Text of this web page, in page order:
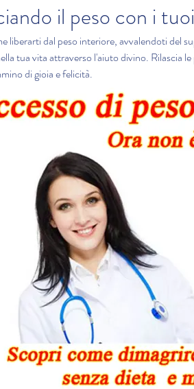
il peso con i
liberarti dal peso interiore, avvalendoti del
tua vita attraverso l'aiuto divino. Rilascia
di gioia e felicità.